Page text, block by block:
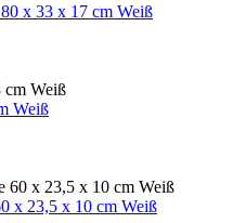
x 33 x 17 cm Weiß
Weiß
x 23,5 x 10 cm Weiß